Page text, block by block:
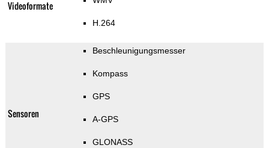
Videoformate
H.264
Sensoren
Beschleunigungsmesser
Kompass
GPS
A-GPS
GLONASS